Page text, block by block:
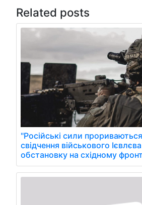
Related posts
"Російські сили прориваються
свідчення військового
обстановку на східному